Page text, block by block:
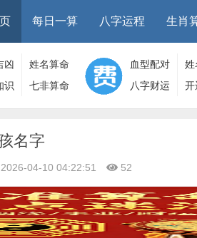
每日一算 八字运程 生肖
凶
姓名算命
识
七非算命
网
血型配对 姓
八字财运
开
名字
2026-04-10 04:22:51 52